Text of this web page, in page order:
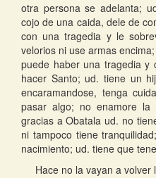
otra persona se adelanta;
cojo de una caida, dele de
con una tragedia y le
velorios ni use armas
puede haber una tragedia
hacer Santo; ud. tiene un
encaramandose, tenga
pasar algo; no enamore
gracias a Obatala ud. no
ni tampoco tiene
nacimiento; ud. tiene que
Hace no la vayan a volver